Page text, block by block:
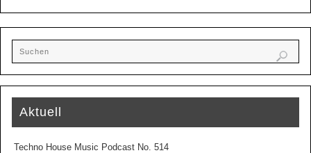
Aktuell
Techno House Music Podcast No. 514